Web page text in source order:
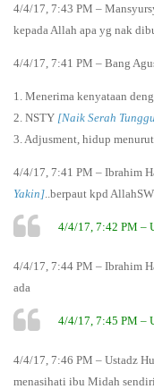
4/4/17, 7:43 PM –
kepada Allah apa yg nak
4/4/17, 7:41 PM – Bang
1. Menerima kenyataan
2. NSTY [Naik Serah
3. Adjusment, hidup menurut
4/4/17, 7:41 PM – Ibrahim
Yakin] ..berpaut kpd
4/4/17, 7:42 PM –
4/4/17, 7:44 PM – Ibrahim
ada
4/4/17, 7:45 PM –
4/4/17, 7:46 PM – Ustadz
menasihati ibu Midah sendiri.